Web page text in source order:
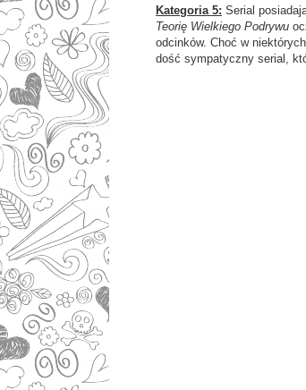
Kategoria 5: Serial
Teorię Wielkiego Podrywu
odcinków. Choć w
dość sympatyczny serial,